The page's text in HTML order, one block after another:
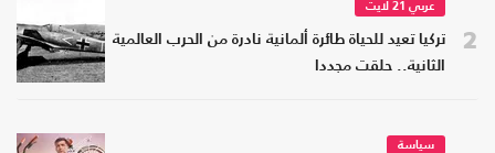
2
عربي 21 لايت
تركيا تعيد للحياة طائرة ألمانية نادرة من الحرب العالمية
الثانية.. حلقت مجددا
سياسة